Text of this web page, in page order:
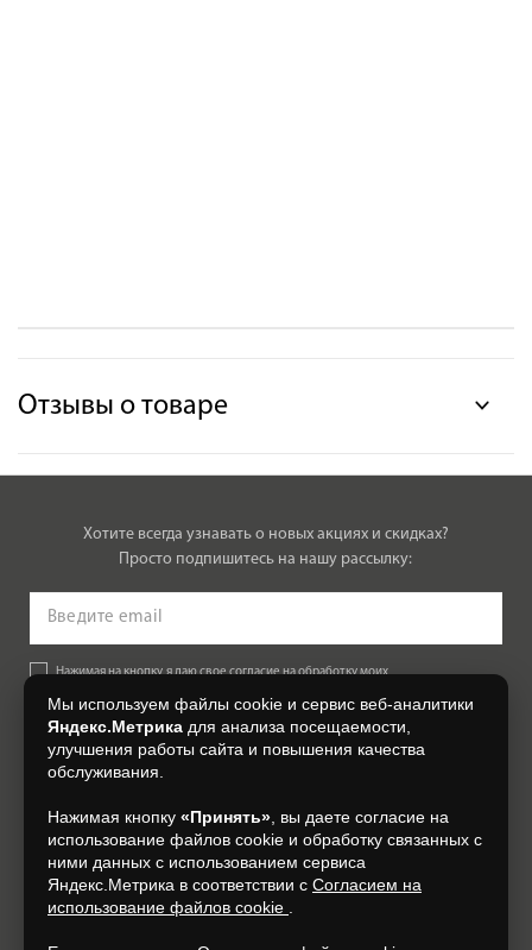
Отзывы о товаре
Хотите всегда узнавать о новых акциях и скидках?
Просто подпишитесь на нашу рассылку:
Нажимая на кнопку, я даю свое согласие на обработку моих
Согласии на обработку персональных данных.
+7 (4812) 548-777
Мы используем файлы cookie и сервис веб-аналитики
Яндекс.Метрика для анализа посещаемости,
улучшения работы сайта и повышения качества
обслуживания.
Нажимая кнопку «Принять» , вы даете согласие на
использование файлов cookie и обработку связанных с
ними данных с использованием сервиса
Яндекс.Метрика в соответствии с Согласием на
использование файлов cookie